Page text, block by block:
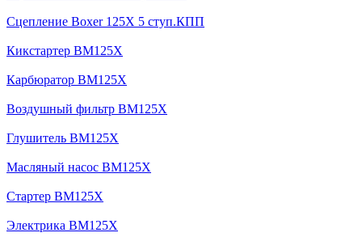
Сцепление Boxer 125X 5 ступ.КПП
Кикстартер BM125X
Карбюратор BM125X
Воздушный фильтр BM125X
Глушитель BM125X
Масляный насос BM125X
Стартер BM125X
Электрика BM125X